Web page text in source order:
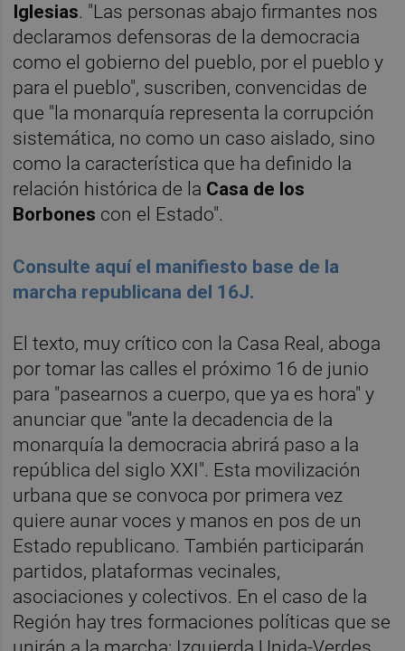
Iglesias. "Las personas abajo firmantes nos
declaramos defensoras de la democracia
como el gobierno del pueblo, por el pueblo y
para el pueblo", suscriben, convencidas de
que "la monarquía representa la corrupción
sistemática, no como un caso aislado, sino
como la característica que ha definido la
relación histórica de la Casa de los
Borbones con el Estado".
Consulte aquí el manifiesto base de la
marcha republicana del 16J.
El texto, muy crítico con la Casa Real, aboga
por tomar las calles el próximo 16 de junio
para "pasearnos a cuerpo, que ya es hora" y
anunciar que "ante la decadencia de la
monarquía la democracia abrirá paso a la
república del siglo XXI". Esta movilización
urbana que se convoca por primera vez
quiere aunar voces y manos en pos de un
Estado republicano. También participarán
partidos, plataformas vecinales,
asociaciones y colectivos. En el caso de la
Región hay tres formaciones políticas que se